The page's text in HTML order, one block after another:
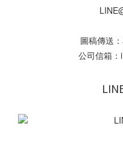
圖稿傳送
公司信箱